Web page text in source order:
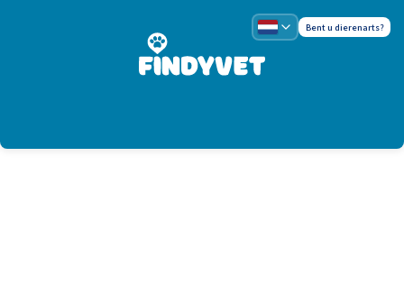
Bent u dierenarts?